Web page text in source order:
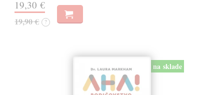
19,30 €
19,90 € ?
na sklade